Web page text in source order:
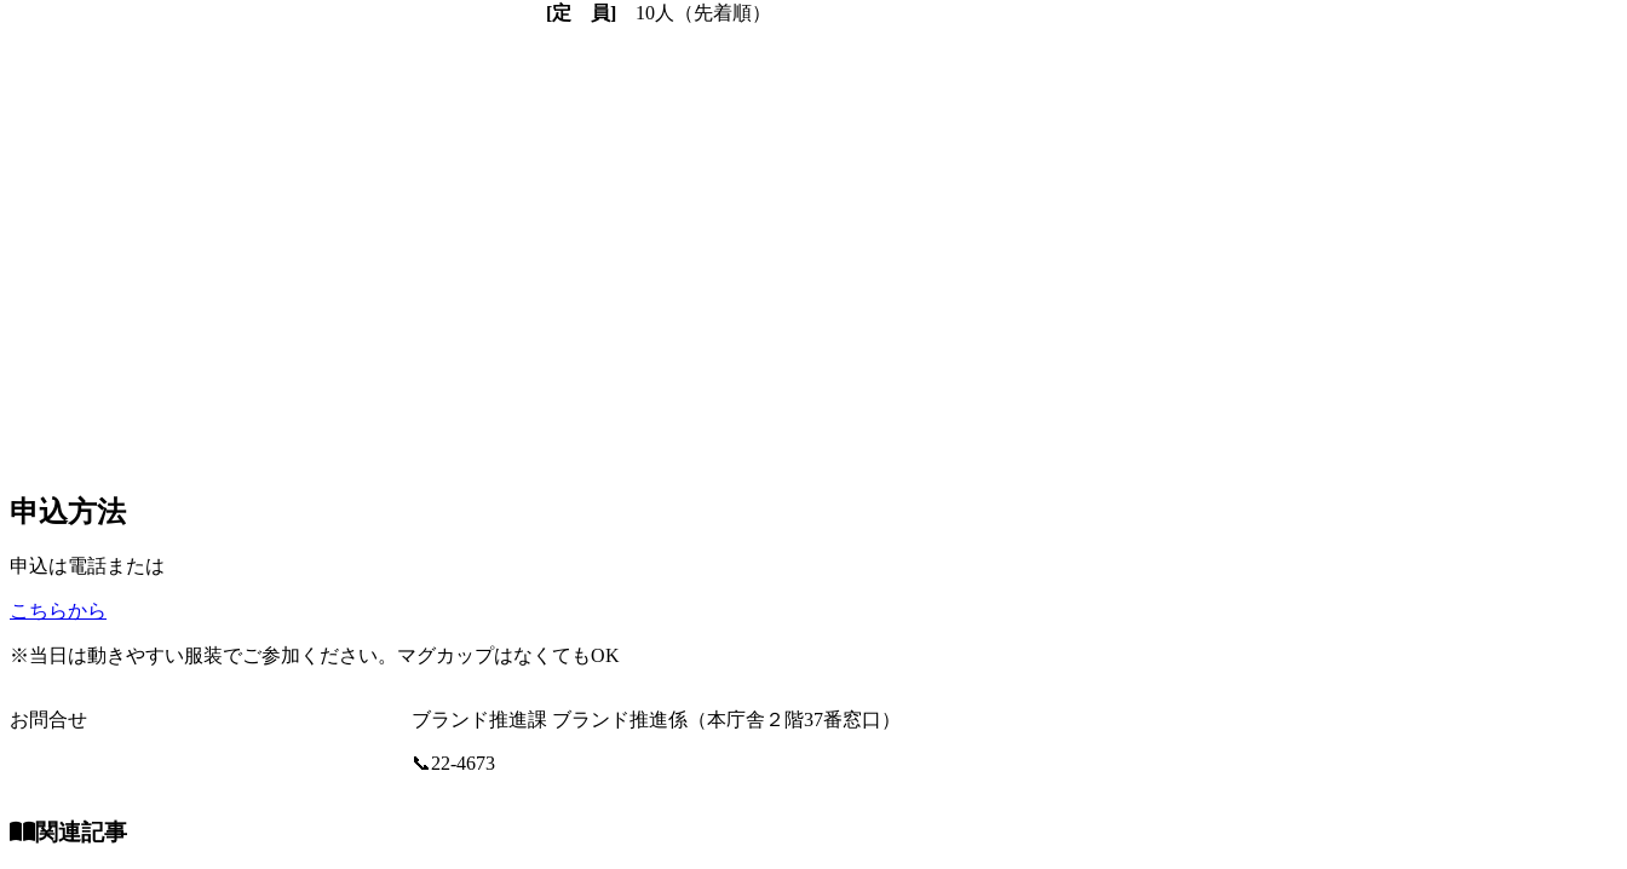
[定 員] 10人（先着順）
申込方法
申込は電話または
こちらから
※当日は動きやすい服装でご参加ください。マグカップはなくてもOK
お問合せ ブランド推進課 ブランド推進係（本庁舎２階37番窓口）
📞22-4673
関連記事